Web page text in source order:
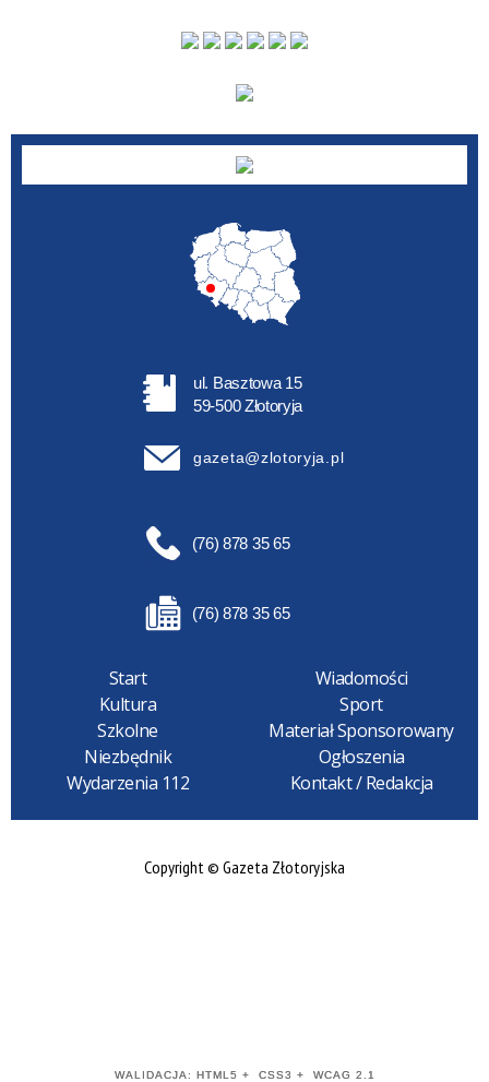
ul. Basztowa 15
59-500 Złotoryja
gazeta@zlotoryja.pl
(76) 878 35 65
(76) 878 35 65
Start
Wiadomości
Kultura
Sport
Szkolne
Materiał Sponsorowany
Niezbędnik
Ogłoszenia
Wydarzenia 112
Kontakt / Redakcja
Copyright © Gazeta Złotoryjska
WALIDACJA: HTML5 + CSS3 + WCAG 2.1